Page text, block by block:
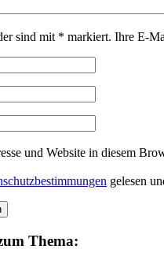
sind mit * markiert. Ihre E-
und Website in diesem
gelesen
Thema: